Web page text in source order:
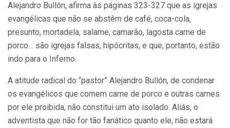
Alejandro Bullón, afirma às páginas 323-327 que as igrejas
evangélicas que não se abstêm de café, coca-cola,
presunto, mortadela, salame, camarão, lagosta carne de
porco… são igrejas falsas, hipócritas, e que, portanto, estão
indo para o Inferno.
A atitude radical do “pastor” Alejandro Bullón, de condenar
os evangélicos que comem carne de porco e outras carnes
por ele proibida, não constitui um ato isolado. Aliás, o
adventista que não for tão fanático quanto ele, não estará